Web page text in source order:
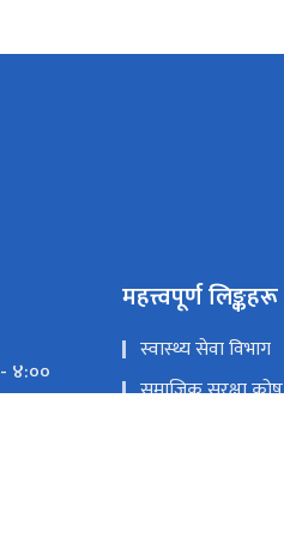
४:००
३:००
महत्त्वपूर्ण लिङ्कहरू
स्वास्थ्य सेवा विभाग
समाजिक सुरक्षा कोष